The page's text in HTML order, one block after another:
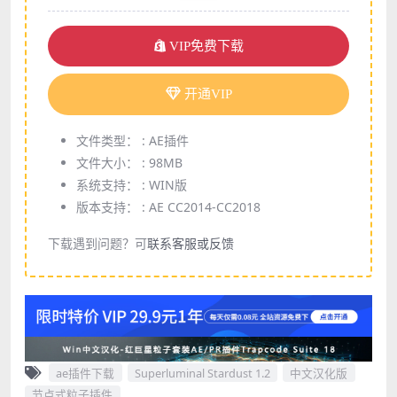
VIP免费下载
开通VIP
文件类型： : AE插件
文件大小： : 98MB
系统支持： : WIN版
版本支持： : AE CC2014-CC2018
下载遇到问题？可联系客服或反馈
ae插件下载 Superluminal Stardust 1.2
中文汉化版